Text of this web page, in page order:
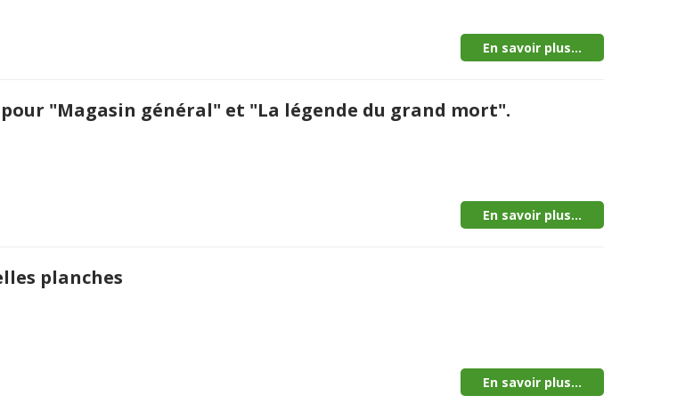
En savoir plus...
"Magasin général" et "La légende du grand mort".
En savoir plus...
planches
En savoir plus...